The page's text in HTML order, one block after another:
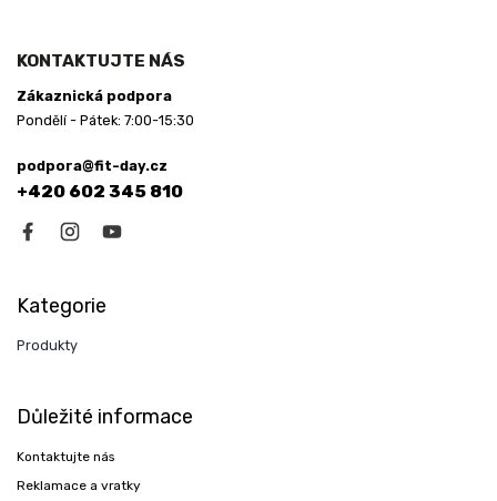
KONTAKTUJTE NÁS
Zákaznická podpora
Pondělí - Pátek: 7:00-15:30
podpora@fit-day.cz
+420 602 345 810
Kategorie
Produkty
Důležité informace
Kontaktujte nás
Reklamace a vratky